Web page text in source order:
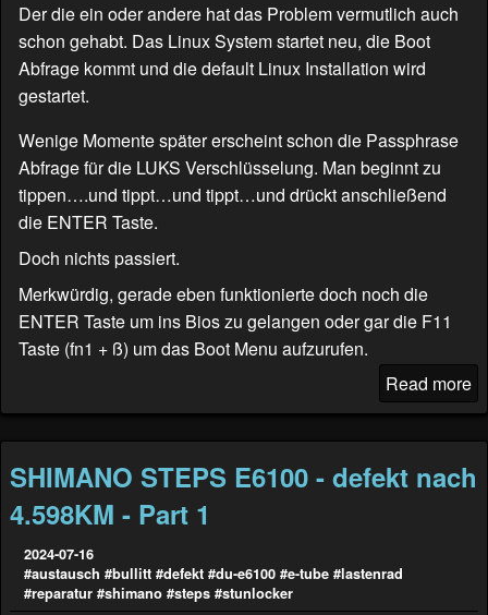
Der die ein oder andere hat das Problem vermutlich auch
schon gehabt. Das Linux System startet neu, die Boot
Abfrage kommt und die default Linux Installation wird
gestartet.
Wenige Momente später erscheint schon die Passphrase
Abfrage für die LUKS Verschlüsselung. Man beginnt zu
tippen….und tippt…und tippt…und drückt anschließend
die ENTER Taste.
Doch nichts passiert.
Merkwürdig, gerade eben funktionierte doch noch die
ENTER Taste um ins Bios zu gelangen oder gar die F11
Taste (fn1 + ß) um das Boot Menu aufzurufen.
Read more
SHIMANO STEPS E6100 - defekt nach
4.598KM - Part 1
2024-07-16
#austausch #bullitt #defekt #du-e6100 #e-tube #lastenrad
#reparatur #shimano #steps #stunlocker